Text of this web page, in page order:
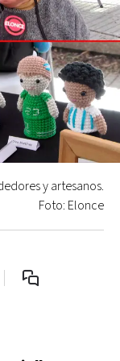
y artesanos.
Foto: Elonce